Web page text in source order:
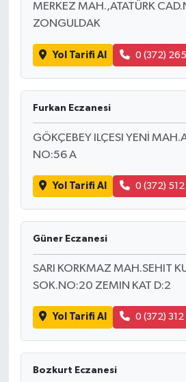
MERKEZ MAH.,ATATÜRK
ZONGULDAK
Yol Tarifi Al 0 (372)
Furkan Eczanesi
GÖKÇEBEY ILÇESI YENİ
NO:56 A
Yol Tarifi Al 0 (372)
Güner Eczanesi
SARI KORKMAZ MAH.SEHIT
SOK.NO:20 ZEMIN KAT D:2
Yol Tarifi Al 0 (372)
Bozkurt Eczanesi